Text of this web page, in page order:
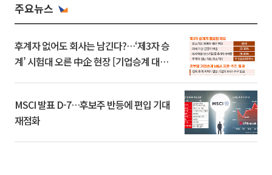
주요뉴스
후계자 없어도 회사는 남긴다?…‘제3자 승
계’ 시험대 오른 中企 현장 [기업승계 대전
MSCI 발표 D-7…후보주 반등에 편입 기대
재점화